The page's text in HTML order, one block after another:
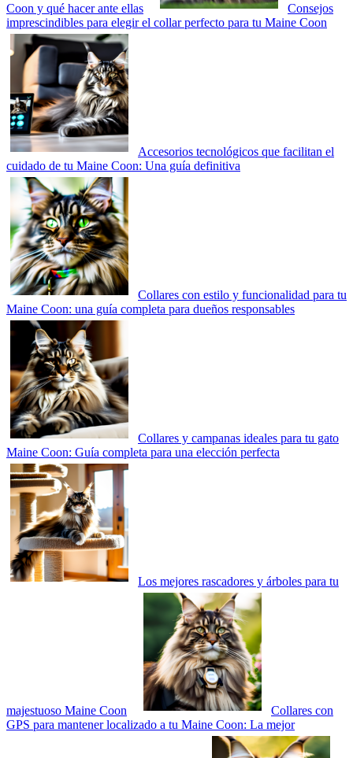
Coon y qué hacer ante ellas
Consejos
imprescindibles para elegir el collar perfecto para tu Maine Coon
Accesorios tecnológicos que facilitan el
cuidado de tu Maine Coon: Una guía definitiva
Collares con estilo y funcionalidad para tu
Maine Coon: una guía completa para dueños responsables
Collares y campanas ideales para tu gato
Maine Coon: Guía completa para una elección perfecta
Los mejores rascadores y árboles para tu
majestuoso Maine Coon
Collares con
GPS para mantener localizado a tu Maine Coon: La mejor